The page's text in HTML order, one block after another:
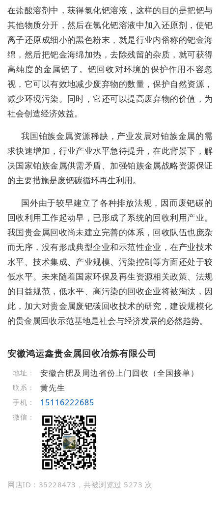
在盐酸溶剂中，获得氯化钯溶液，这样的目的是把钯与
其他物质分开，然后在氯化钯溶液中加入还原剂，使钯
离子还原成细小的黑色粉末，就是行业内俗称的钯金海
绵，然后把钯金海绵加热，去除残留的杂质，就可获得
高纯度的金属钯了。钯回收对环境的保护作用不容忽
视，它可以有效地减少废弃物的数量，保护自然资源，
减少环境污染。同时，它还可以提高废弃物的价值，为
社会创造经济效益。
我国铂族金属资源稀缺，产业发展对铂族金属的需
求快速增加，行业产业水平急待提升，在此背景下，解
决国家铂族金属供需矛盾、加强铂族金属战略资源保证
的主要措施是废钯碳循环再生利用。
国外由于较早建立了各种排放法规，因而废钯碳的
回收利用工作起动早，已形成了系统的回收利用产业。
我国贵金属回收尚未建立完善的体系，回收队伍也庞杂
而无序，没有形成典型企业和示范性企业，在产业技术
水平、技术集成、产业规模、污染控制等方面还处于较
低水平。未来随着国家环保及再生资源相关政策、法规
的日益规范，低水平、高污染的回收企业将被淘汰，因
此，加大对贵金属废钯碳回收技术的研究，建设规模化
的贵金属回收示范基地是社会与经济发展的必然趋势。
安徽鸿运鑫贵金属回收冶炼有限公司
地址： 安徽合肥及周边省份上门回收（全国接单）
联系： 黄先生
手机： 15116222685
微信：
网店ID：35228473，共被浏览过 5273 次